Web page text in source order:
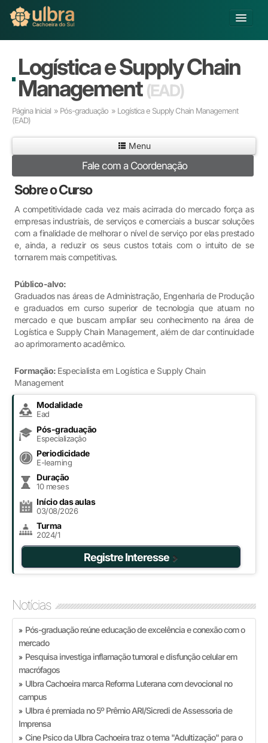
Buscar
Já sou Aluno
Matricule-se
Educação a Distância
Pesquisa
Extensão
Infraestrutura e Serviços
Inovação
Sobre a ULBRA
Logística e Supply Chain
Management(EAD)
Página Inicial » Pós-graduação » Logística e Supply Chain Management
(EAD)
Menu
Fale com a Coordenação
Sobre o Curso
A competitividade cada vez mais acirrada do mercado força as
empresas industriais, de serviços e comerciais a buscar soluções
com a finalidade de melhorar o nível de serviço por elas prestado
e, ainda, a reduzir os seus custos totais com o intuito de se
tornarem mais competitivas.
Público-alvo:
Graduados nas áreas de Administração, Engenharia de Produção
e graduados em curso superior de tecnologia que atuam no
mercado e que buscam ampliar seu conhecimento na área de
Logística e Supply Chain Management, além de dar continuidade
ao aprimoramento acadêmico.
Formação: Especialista em Logística e Supply Chain
Management
Modalidade
Ead
Pós-graduação
Especialização
Periodicidade
E-learning
Duração
10 meses
Início das aulas
03/08/2026
Turma
2024/1
Registre Interesse
Notícias
» Pós-graduação reúne educação de excelência e conexão com o
mercado
» Pesquisa investiga inflamação tumoral e disfunção celular em
macrófagos
» Ulbra Cachoeira marca Reforma Luterana com devocional no
campus
» Ulbra é premiada no 5º Prêmio ARI/Sicredi de Assessoria de
Imprensa
» Cine Psico da Ulbra Cachoeira traz o tema "Adultização" para o